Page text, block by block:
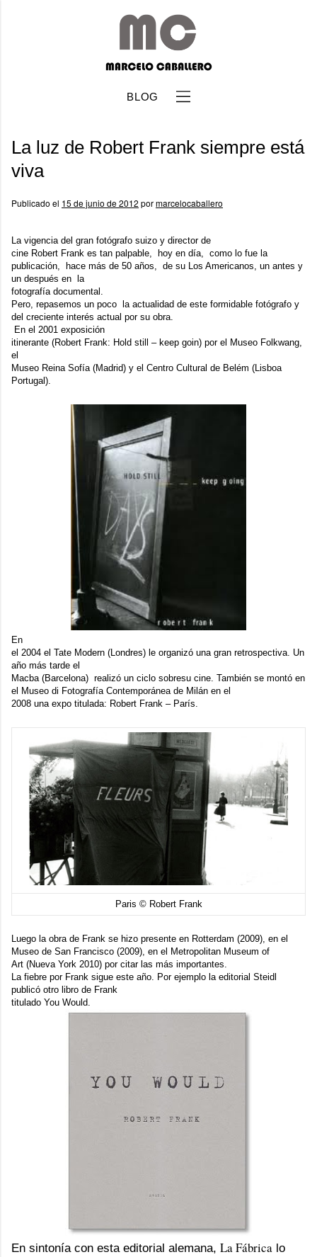
BLOG
La luz de Robert Frank siempre está
viva
Publicado el 15 de junio de 2012 pormarcelocaballero
La vigencia del gran fotógrafo suizo y director de
cine Robert Frank es tan palpable, hoy en día, como lo fue la
publicación, hace más de 50 años, de su Los Americanos, un antes y
un después en la
fotografía documental.
Pero, repasemos un poco la actualidad de este formidable fotógrafo y
del creciente interés actual por su obra.
En el 2001 exposición
itinerante (Robert Frank: Hold still – keep goin) por el Museo Folkwang,
el
Museo Reina Sofía (Madrid) y el Centro Cultural de Belém (Lisboa
Portugal).
En
el 2004 el Tate Modern (Londres) le organizó una gran retrospectiva. Un
año más tarde el
Macba (Barcelona) realizó un ciclo sobresu cine. También se montó en
el Museo di Fotografía Contemporánea de Milán en el
2008 una expo titulada: Robert Frank – París.
Paris © Robert Frank
Luego la obra de Frank se hizo presente en Rotterdam (2009), en el
Museo de San Francisco (2009), en el Metropolitan Museum of
Art (Nueva York 2010) por citar las más importantes.
La fiebre por Frank sigue este año. Por ejemplo la editorial Steidl
publicó otro libro de Frank
titulado You Would.
En sintonía con esta editorial alemana, La Fábrica lo